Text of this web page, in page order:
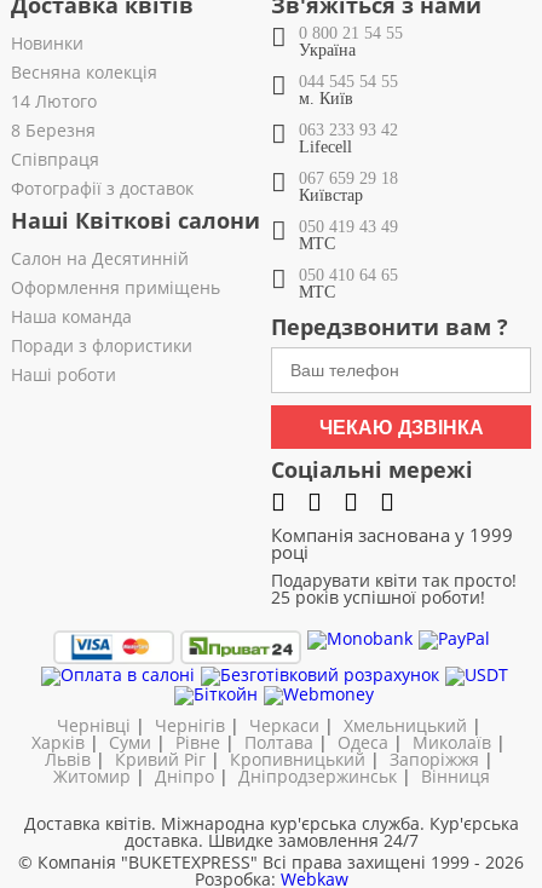
Новинки
Весняна колекція
14 Лютого
8 Березня
Співпраця
Фотографії з доставок
Наші Квіткові салони
Салон на Десятинній
Оформлення приміщень
Наша команда
Поради з флористики
Наші роботи
0 800 21 54 55
Україна
044 545 54 55
м. Київ
063 233 93 42
Lifecell
067 659 29 18
Київстар
050 419 43 49
МТС
050 410 64 65
МТС
Передзвонити вам ?
ЧЕКАЮ ДЗВІНКА
Соціальні мережі
Компанія заснована у 1999
році
Подарувати квіти так просто!
25 років успішної роботи!
Чернівці | Чернігів| Черкаси | Хмельницький |
Харків | Суми | Рівне | Полтава | Одеса | Миколаїв |
Львів| Кривий Ріг|Кропивницький | Запоріжжя |
Житомир | Дніпро| Дніпродзержинськ| Вінниця
Доставка квітів. Міжнародна кур'єрська служба. Кур'єрська
доставка. Швидке замовлення 24/7
© Компанія "BUKETEXPRESS" Всі права захищені 1999 - 2026
Розробка: Webkaw